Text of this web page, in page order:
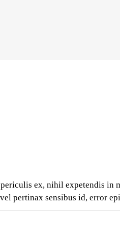
ex, nihil expetendis
pertinax sensibus id, error